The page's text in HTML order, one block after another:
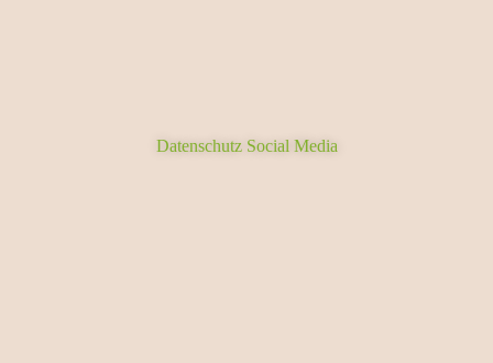
Datenschutz Social Media